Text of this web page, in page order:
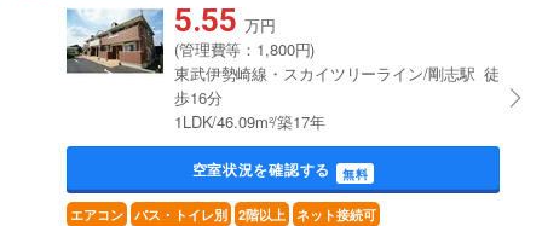
5.55 万円
(管理費等：1,800円)
東武伊勢崎線・スカイツリーライン/剛志駅 徒
歩16分
1LDK/46.09m²/築17年
空室状況を確認する 無料
エアコン バス・トイレ別 2階以上 ネット接続可